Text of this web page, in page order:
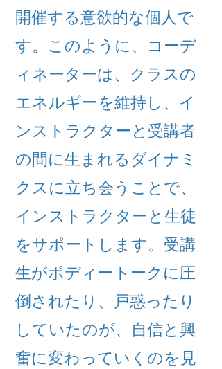
開催する意欲的な個人で
す。このように、コーデ
ィネーターは、クラスの
エネルギーを維持し、イ
ンストラクターと受講者
の間に生まれるダイナミ
クスに立ち会うことで、
インストラクターと生徒
をサポートします。受講
生がボディートークに圧
倒されたり、戸惑ったり
していたのが、自信と興
奮に変わっていくのを見